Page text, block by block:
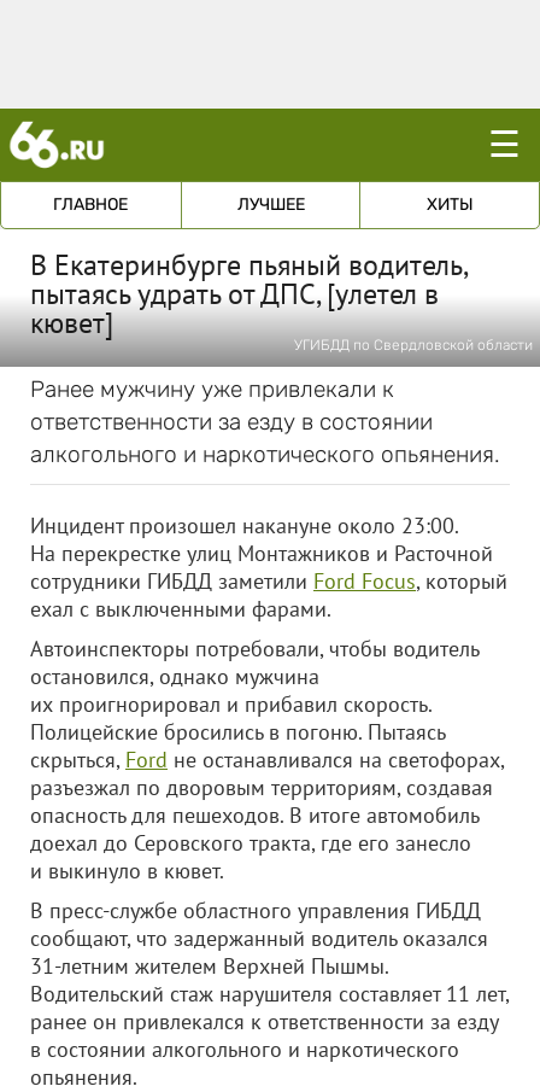
☰
ГЛАВНОЕ ЛУЧШЕЕ ХИТЫ
В Екатеринбурге пьяный водитель,
пытаясь удрать от ДПС, [улетел в
кювет]
УГИБДД по Свердловской области
Ранее мужчину уже привлекали к
ответственности за езду в состоянии
алкогольного и наркотического опьянения.
Инцидент произошел накануне около 23:00.
На перекрестке улиц Монтажников и Расточной
сотрудники ГИБДД заметили Ford Focus, который
ехал с выключенными фарами.
Автоинспекторы потребовали, чтобы водитель
остановился, однако мужчина
их проигнорировал и прибавил скорость.
Полицейские бросились в погоню. Пытаясь
скрыться, Ford не останавливался на светофорах,
разъезжал по дворовым территориям, создавая
опасность для пешеходов. В итоге автомобиль
доехал до Серовского тракта, где его занесло
и выкинуло в кювет.
В пресс-службе областного управления ГИБДД
сообщают, что задержанный водитель оказался
31-летним жителем Верхней Пышмы.
Водительский стаж нарушителя составляет 11 лет,
ранее он привлекался к ответственности за езду
в состоянии алкогольного и наркотического
опьянения.